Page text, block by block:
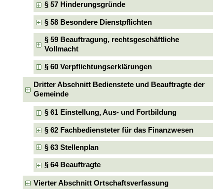
§ 57 Hinderungsgründe
§ 58 Besondere Dienstpflichten
§ 59 Beauftragung, rechtsgeschäftliche
Vollmacht
§ 60 Verpflichtungserklärungen
Dritter Abschnitt Bedienstete und Beauftragte der
Gemeinde
§ 61 Einstellung, Aus- und Fortbildung
§ 62 Fachbediensteter für das Finanzwesen
§ 63 Stellenplan
§ 64 Beauftragte
Vierter Abschnitt Ortschaftsverfassung